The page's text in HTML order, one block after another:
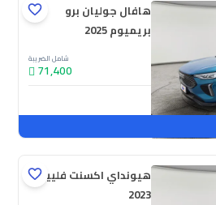
هافال جوليان برو
بريميوم 2025
شامل الضريبة
71,400
هيونداي اكسنت فلييت
2023